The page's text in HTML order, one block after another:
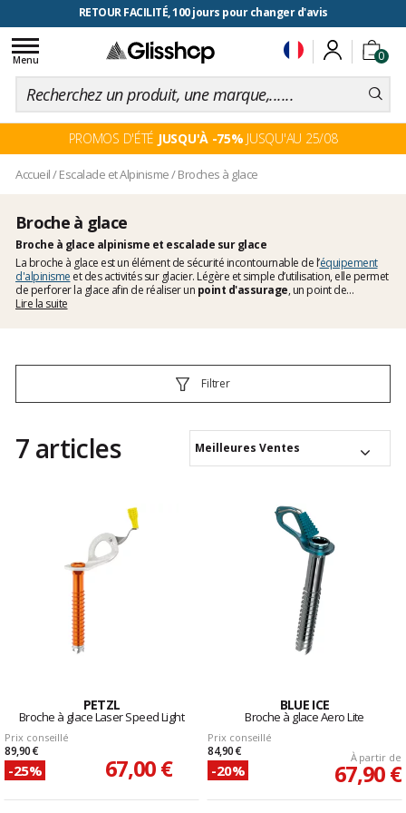
RETOUR FACILITÉ, 100 jours pour changer d'avis
0
Toggle
navigation
Menu
PROMOS D'ÉTÉ JUSQU'À -75% JUSQU'AU 25/08
Accueil/Escalade et Alpinisme/Broches à glace
Broche à glace
Broche à glace alpinisme et escalade sur glace
La broche à glace est un élément de sécurité incontournable de l’équipement
d'alpinisme et des activités sur glacier. Légère et simple d’utilisation, elle permet
de perforer la glace afin de réaliser un point d'assurage, un point de
progression ou un point de relais. Selon la situation, le choix de la longueur de
Lire la suite
Filtrer
7 articles Meilleures Ventes
PETZL
Broche à glace Laser Speed Light
Prix conseillé
89,90 €
-25% 67,00 €
BLUE ICE
Broche à glace Aero Lite
Prix conseillé
84,90 €
-20%
À partir de
67,90 €